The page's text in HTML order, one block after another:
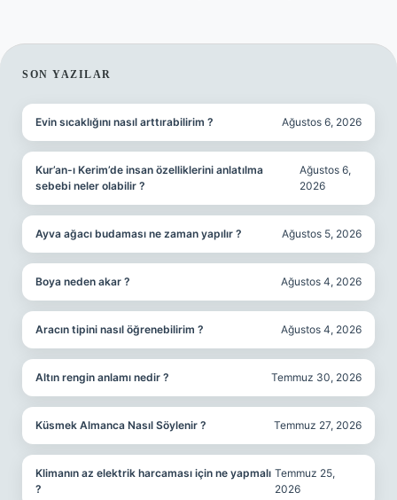
SIDEBAR
SON YAZILAR
Evin sıcaklığını nasıl arttırabilirim ? Ağustos 6, 2026
Kur’an-ı Kerim’de insan özelliklerini anlatılma
sebebi neler olabilir ?
Ağustos 6,
2026
Ayva ağacı budaması ne zaman yapılır ? Ağustos 5, 2026
Boya neden akar ? Ağustos 4, 2026
Aracın tipini nasıl öğrenebilirim ? Ağustos 4, 2026
Altın rengin anlamı nedir ? Temmuz 30, 2026
Küsmek Almanca Nasıl Söylenir ? Temmuz 27, 2026
Klimanın az elektrik harcaması için ne yapmalı
?
Temmuz 25,
2026